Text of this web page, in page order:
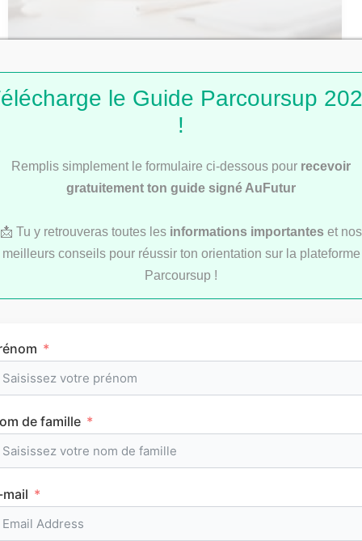
Comment faire une fiche de révision ?
le Guide Parcoursup
!
Remplis simplement le formulaire ci-dessous pour recevoir
gratuitement ton guide signé AuFutur
📩 Tu y retrouveras toutes les informations importantes et nos
meilleurs conseils pour réussir ton orientation sur la plateforme
Parcoursup !
de famille